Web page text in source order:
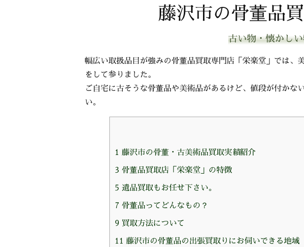
藤沢市の骨董品
古い物・懐かし
幅広い取扱品目が強みの骨董品買取専門店「栄楽堂」では、
をして参りました。
ご自宅に古そうな骨董品や美術品があるけど、値段が付か
い。
1 藤沢市の骨董・古美術品買取実績紹介
3 骨董品買取店「栄楽堂」の特徴
5 遺品買取もお任せ下さい。
7 骨董品ってどんなもの？
9 買取方法について
11 藤沢市の骨董品の出張買取りにお伺いできる地域